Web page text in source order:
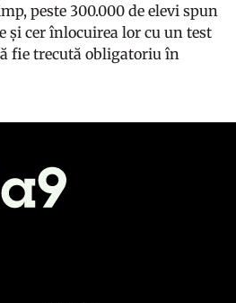
peste 300.000 de elevi spun
și cer înlocuirea lor cu un test
fie trecută obligatoriu în